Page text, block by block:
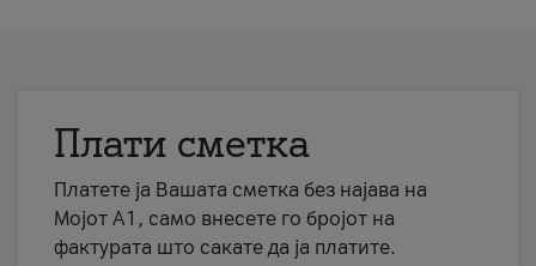
Плати сметка
Платете ја Вашата сметка без најава на
Мојот А1, само внесете го бројот на
фактурата што сакате да ја платите.